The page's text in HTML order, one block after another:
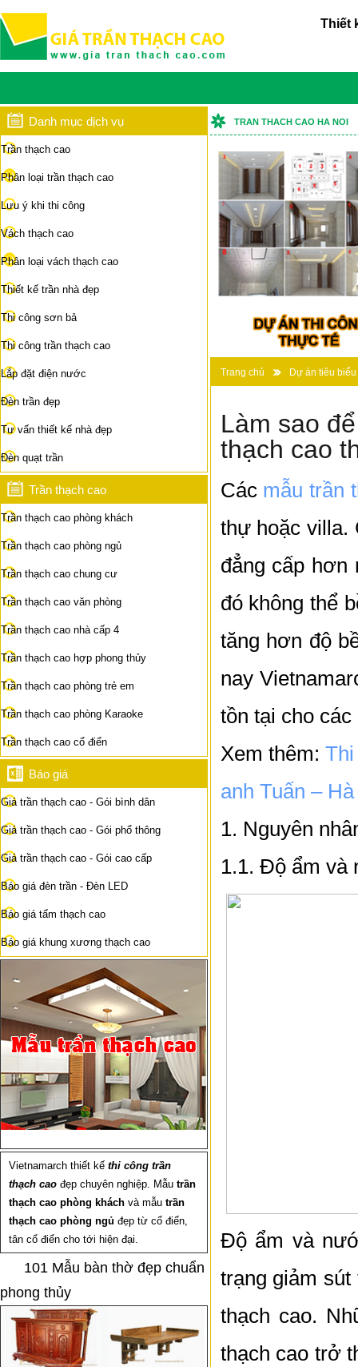
Thiết
Danh mục dịch vụ
Trần thạch cao
Phân loại trần thạch cao
Lưu ý khi thi công
Vách thạch cao
Phân loại vách thạch cao
Thiết kế trần nhà đẹp
Thi công sơn bả
Thi công trần thạch cao
Lắp đặt điện nước
Đèn trần đẹp
Tư vấn thiết kế nhà đẹp
Đèn quạt trần
Trần thạch cao
Trần thạch cao phòng khách
Trần thạch cao phòng ngủ
Trần thạch cao chung cư
Trần thạch cao văn phòng
Trần thạch cao nhà cấp 4
Trần thạch cao hợp phong thủy
Trần thạch cao phòng trẻ em
Trần thạch cao phòng Karaoke
Trần thạch cao cổ điển
Báo giá
Giá trần thạch cao - Gói bình dân
Giá trần thạch cao - Gói phổ thông
Giá trần thạch cao - Gói cao cấp
Báo giá đèn trần - Đèn LED
Báo giá tấm thạch cao
Báo giá khung xương thạch cao
Vietnamarch thiết kế thi công trần
thạch cao đẹp chuyên nghiệp. Mẫu trần
thạch cao phòng khách và mẫu trần
thạch cao phòng ngủ đẹp từ cổ điển,
tân cổ điển cho tới hiện đại.
101 Mẫu bàn thờ đẹp chuẩn
phong thủy
TRAN THACH CAO HA NOI
Trang chủ Dự án tiêu biểu
Làm sao
thạch cao
Các mẫu trần
thự hoặc villa.
đẳng cấp hơn
đó không thể
tăng hơn độ
nay
tồn tại cho
Xem thêm:
anh Tuấn –
1. Nguyên
1.1. Độ ẩm và
Độ ẩm và
trạng giảm
thạch cao.
thạch cao trở